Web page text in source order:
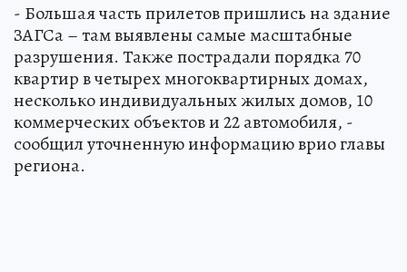
- Большая часть прилетов пришлись на здание
ЗАГСа – там выявлены самые масштабные
разрушения. Также пострадали порядка 70
квартир в четырех многоквартирных домах,
несколько индивидуальных жилых домов, 10
коммерческих объектов и 22 автомобиля, -
сообщил уточненную информацию врио главы
региона.